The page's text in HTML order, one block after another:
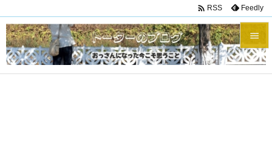


メニュ
 RSS Feedly